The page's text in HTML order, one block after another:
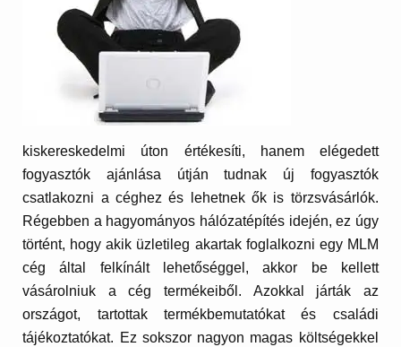
kiskereskedelmi úton értékesíti, hanem elégedett
fogyasztók ajánlása útján tudnak új fogyasztók
csatlakozni a céghez és lehetnek ők is törzsvásárlók.
Régebben a hagyományos hálózatépítés idején, ez úgy
történt, hogy akik üzletileg akartak foglalkozni egy MLM
cég által felkínált lehetőséggel, akkor be kellett
vásárolniuk a cég termékeiből. Azokkal járták az
országot, tartottak termékbemutatókat és családi
tájékoztatókat. Ez sokszor nagyon magas költségekkel